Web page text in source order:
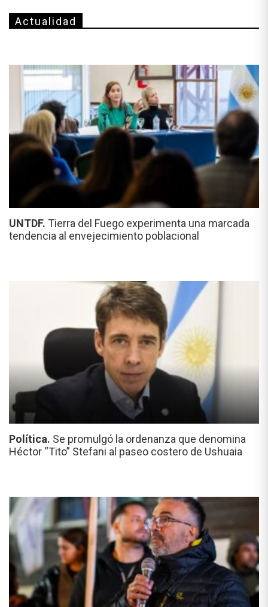
Actualidad
UNTDF. Tierra del Fuego experimenta una marcada
tendencia al envejecimiento poblacional
Política. Se promulgó la ordenanza que denomina
Héctor “Tito” Stefani al paseo costero de Ushuaia